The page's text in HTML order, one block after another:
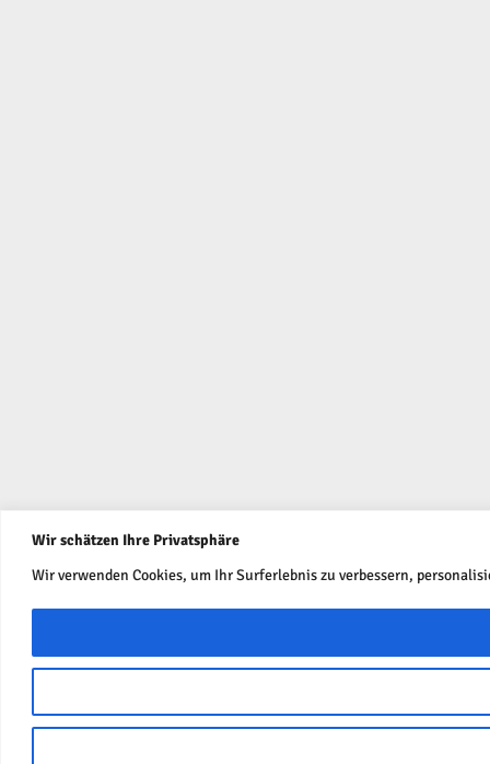
Wir schätzen Ihre Privatsphäre
Wir verwenden Cookies, um Ihr Surferlebnis zu verbessern,